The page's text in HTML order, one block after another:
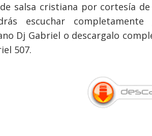
salsa cristiana por cortesía
escuchar completamente
Dj Gabriel o descargalo
507.